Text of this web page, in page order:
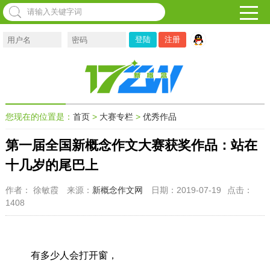
注册
您现在的位置是： 首页> 大赛专栏> 优秀作品
第一届全国新概念作文大赛获奖作品：站在
十几岁的尾巴上
作者： 徐敏霞 来源： 新概念作文网 日期：2019-07-19
点击：
1408
有多少人会打开窗，